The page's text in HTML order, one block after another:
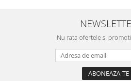
Nu rata ofertele si